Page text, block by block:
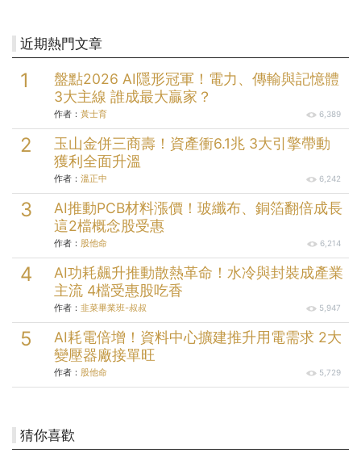
近期熱門文章
盤點2026 AI隱形冠軍！電力、傳輸與記憶體
3大主線 誰成最大贏家？
作者： 黃士育 6,389
玉山金併三商壽！資產衝6.1兆 3大引擎帶動
獲利全面升溫
作者： 溫正中 6,242
AI推動PCB材料漲價！玻纖布、銅箔翻倍成長
這2檔概念股受惠
作者： 股他命 6,214
AI功耗飆升推動散熱革命！水冷與封裝成產業
主流 4檔受惠股吃香
作者： 韭菜畢業班-叔叔 5,947
AI耗電倍增！資料中心擴建推升用電需求 2大
變壓器廠接單旺
作者： 股他命 5,729
猜你喜歡